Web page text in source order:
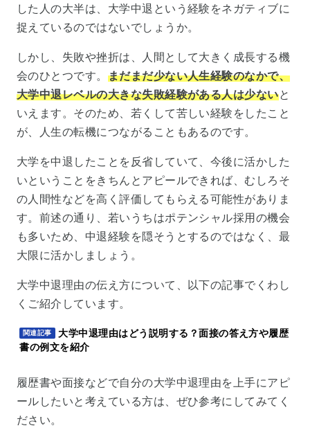
した人の大半は、大学中退という経験をネガティブに
捉えているのではないでしょうか。
しかし、失敗や挫折は、人間として大きく成長する機
会のひとつです。 まだまだ少ない人生経験のなかで、
大学中退レベルの大きな失敗経験がある人は少ないと
いえます。そのため、若くして苦しい経験をしたこと
が、人生の転機につながることもあるのです。
大学を中退したことを反省していて、今後に活かした
いということをきちんとアピールできれば、むしろそ
の人間性などを高く評価してもらえる可能性がありま
す。前述の通り、若いうちはポテンシャル採用の機会
も多いため、中退経験を隠そうとするのではなく、最
大限に活かしましょう。
大学中退理由の伝え方について、以下の記事でくわし
くご紹介しています。
関連記事
大学中退理由はどう説明する？面接の答え方や履歴
書の例文を紹介
履歴書や面接などで自分の大学中退理由を上手にアピ
ールしたいと考えている方は、ぜひ参考にしてみてく
ださい。